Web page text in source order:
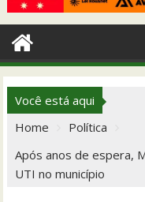
Você está aqui
Home
Política
Após anos de espera,
UTI no município